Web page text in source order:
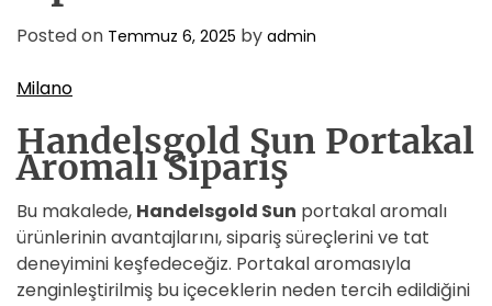
Posted on Temmuz 6, 2025 by admin
Milano
Handelsgold Sun Portakal
Aromalı Sipariş
Bu makalede, Handelsgold Sun portakal aromalı
ürünlerinin avantajlarını, sipariş süreçlerini ve tat
deneyimini keşfedeceğiz. Portakal aromasıyla
zenginleştirilmiş bu içeceklerin neden tercih edildiğini